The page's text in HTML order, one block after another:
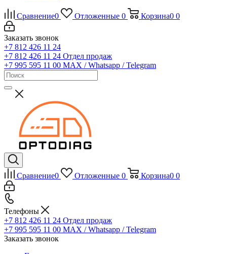
Сравнение0 Отложенные 0 Корзина0 0
Заказать звонок
+7 812 426 11 24
+7 812 426 11 24 Отдел продаж
+7 995 595 11 00 MAX / Whatsapp / Telegram
Сравнение0 Отложенные 0 Корзина0 0
Телефоны
+7 812 426 11 24 Отдел продаж
+7 995 595 11 00 MAX / Whatsapp / Telegram
Заказать звонок